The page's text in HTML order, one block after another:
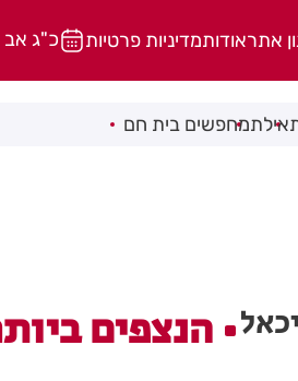
אתראודותמדיניות פרטיות כ"ג אב
אילתמחפשים בית חם
הנצפים